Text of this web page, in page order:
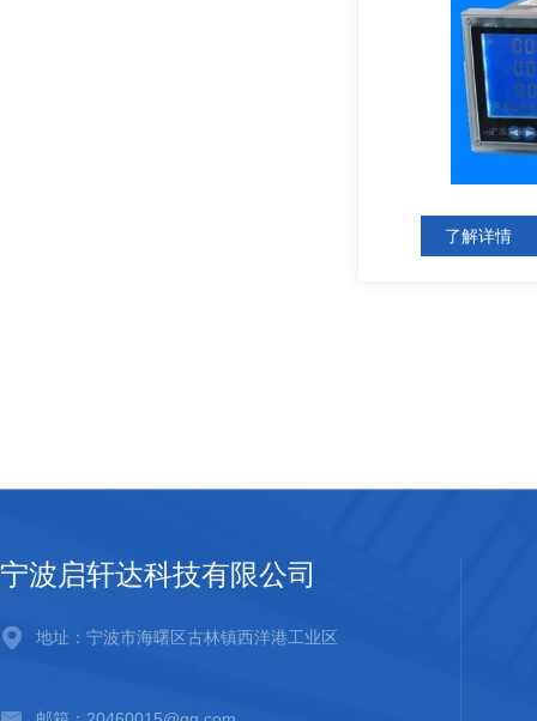
了解详情
宁波启轩达科技有限公司
地址：宁波市海曙区古林镇西洋港工业区